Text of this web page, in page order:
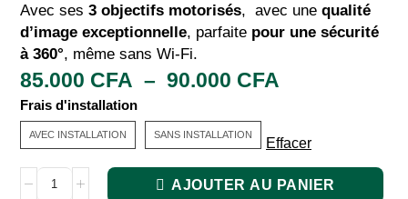
Avec ses 3 objectifs motorisés, avec une qualité
d’image exceptionnelle, parfaite pour une sécurité
à 360°, même sans Wi-Fi.
85.000 CFA – 90.000 CFA
Frais d'installation
AVEC INSTALLATION SANS INSTALLATION
Effacer
AJOUTER AU PANIER